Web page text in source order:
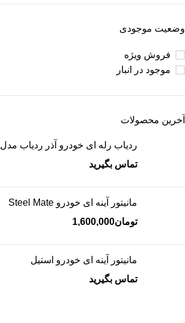
وضعیت موجودی
فروش ویژه
موجود در انبار
آخرین محصولات
ردیاب رله ای خودرو آذر ردیاب مدل GT720
تماس بگیرید
مانیتور آینه ای خودرو Steel Mate
تومان1,600,000
مانیتور آینه ای خودرو استیل
تماس بگیرید